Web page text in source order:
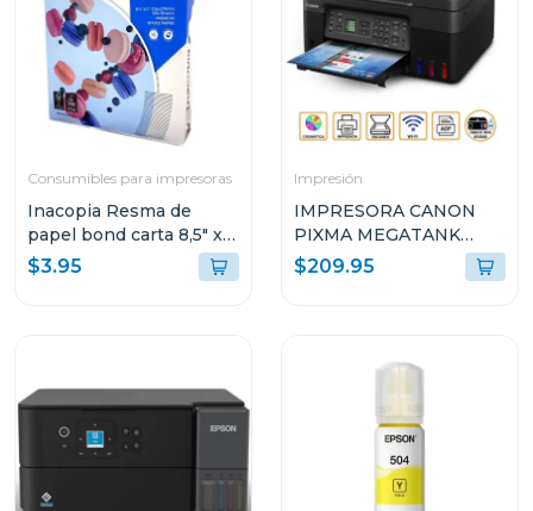
Consumibles para impresoras
Inacopia Resma de
papel bond carta 8,5" x
11" elite 75 500 hojas 20
lb
$3.95
Impresión
IMPRESORA CANON
PIXMA MEGATANK
INALÁMBRICA
MULTIFUNCIONAL G417
$209.95